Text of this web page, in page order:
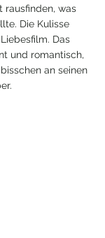
rausfinden, was
Die Kulisse
Das
und romantisch,
an seinen